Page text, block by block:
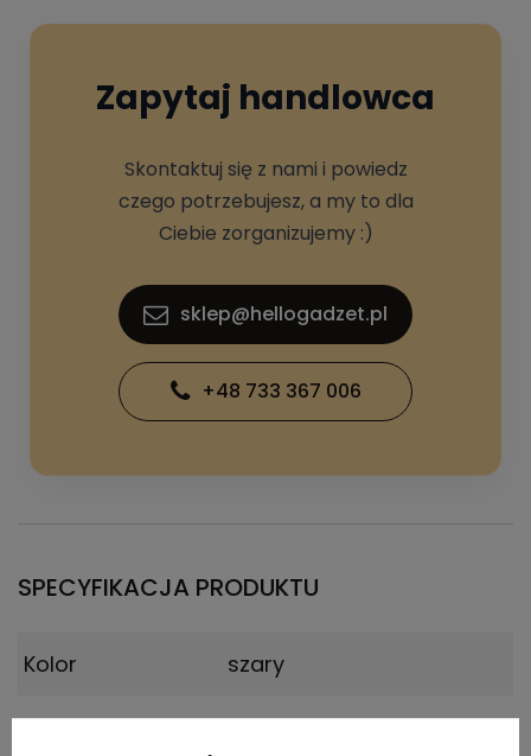
Zapytaj handlowca
Skontaktuj się z nami i powiedz
czego potrzebujesz, a my to dla
Ciebie zorganizujemy :)
sklep@hellogadzet.pl
+48 733 367 006
SPECYFIKACJA PRODUKTU
Kolor szary
Materiał metal, pongee 190T